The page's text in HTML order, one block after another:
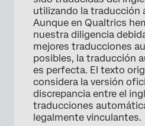
utilizando la traducción
Aunque en Qualtrics
nuestra diligencia
mejores traducciones
posibles, la traducción
es perfecta. El texto
considera la versión
discrepancia entre el
traducciones
legalmente vinculantes.